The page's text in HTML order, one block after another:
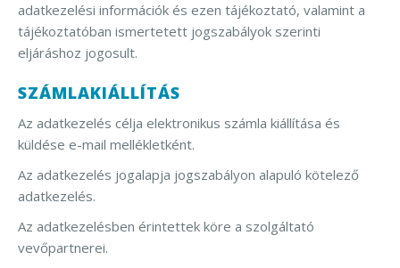
adatkezelési információk és ezen tájékoztató, valamint a
tájékoztatóban ismertetett jogszabályok szerinti
eljáráshoz jogosult.
SZÁMLAKIÁLLÍTÁS
Az adatkezelés célja elektronikus számla kiállítása és
küldése e-mail mellékletként.
Az adatkezelés jogalapja jogszabályon alapuló kötelező
adatkezelés.
Az adatkezelésben érintettek köre a szolgáltató
vevőpartnerei.